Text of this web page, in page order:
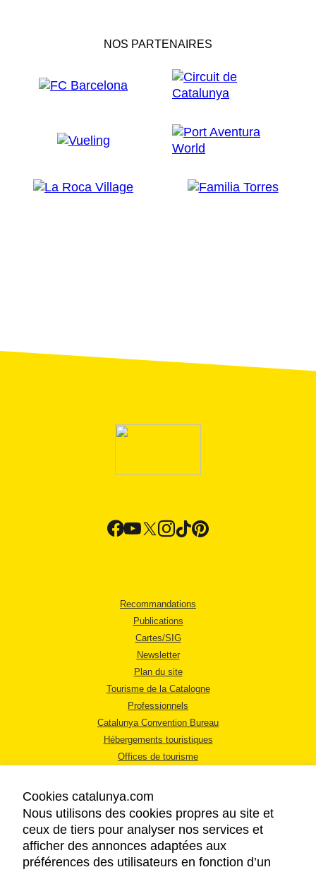
NOS PARTENAIRES
Recommandations
Publications
Cartes/SIG
Newsletter
Plan du site
Tourisme de la Catalogne
Professionnels
Catalunya Convention Bureau
Hébergements touristiques
Offices de tourisme
MENTIONS LÉGALES
Cookies catalunya.com
Nous utilisons des cookies propres au site et
ceux de tiers pour analyser nos services et
afficher des annonces adaptées aux
préférences des utilisateurs en fonction d’un